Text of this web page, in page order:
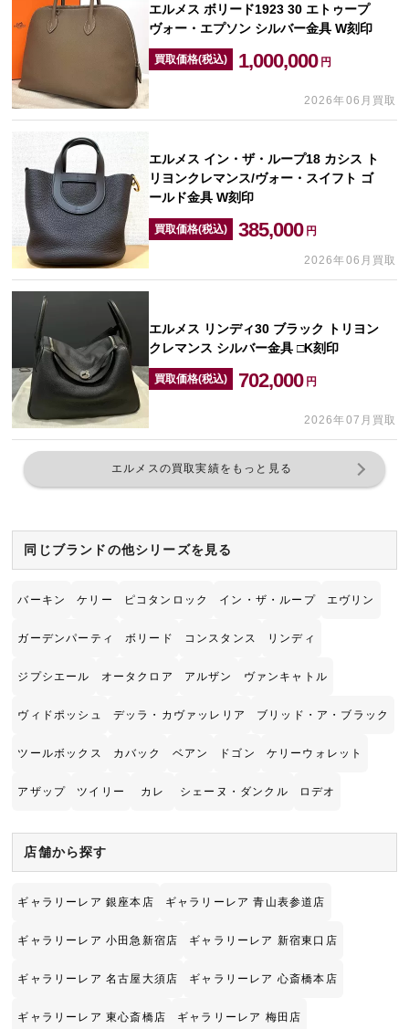
エルメス ボリード1923 30 エトゥープ
ヴォー・エプソン シルバー金具 W刻印
買取価格(税込) 1,000,000 円
2026年06月買取
エルメス イン・ザ・ループ18 カシス ト
リヨンクレマンス/ヴォー・スイフト ゴ
ールド金具 W刻印
買取価格(税込) 385,000 円
2026年06月買取
エルメス リンディ30 ブラック トリヨン
クレマンス シルバー金具 □K刻印
買取価格(税込) 702,000 円
2026年07月買取
エルメスの買取実績をもっと見る
同じブランドの他シリーズを見る
バーキン ケリー ピコタンロック イン・ザ・ループ エヴリン
ガーデンパーティ ボリード コンスタンス リンディ
ジプシエール オータクロア アルザン ヴァンキャトル
ヴィドポッシュ デッラ・カヴァッレリア ブリッド・ア・ブラック
ツールボックス カバック ベアン ドゴン ケリーウォレット
アザップ ツイリー カレ シェーヌ・ダンクル ロデオ
店舗から探す
ギャラリーレア 銀座本店 ギャラリーレア 青山表参道店
ギャラリーレア 小田急新宿店 ギャラリーレア 新宿東口店
ギャラリーレア 名古屋大須店 ギャラリーレア 心斎橋本店
ギャラリーレア 東心斎橋店 ギャラリーレア 梅田店